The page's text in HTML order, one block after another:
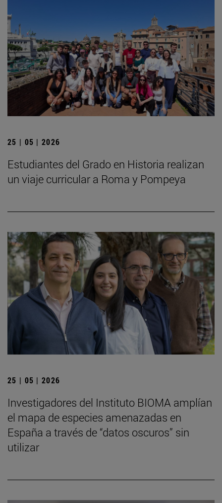
25 | 05 | 2026
Estudiantes del Grado en Historia realizan
un viaje curricular a Roma y Pompeya
25 | 05 | 2026
Investigadores del Instituto BIOMA amplían
el mapa de especies amenazadas en
España a través de “datos oscuros” sin
utilizar